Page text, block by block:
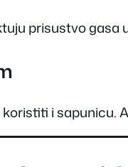
prisustvo gasa
i sapunicu.